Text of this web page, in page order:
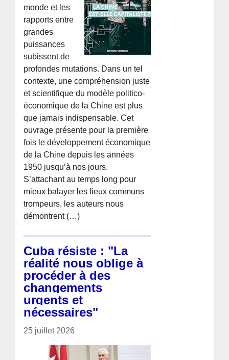
monde et les
rapports entre
grandes
puissances
subissent de
profondes mutations. Dans un tel
contexte, une compréhension juste
et scientifique du modèle politico-
économique de la Chine est plus
que jamais indispensable. Cet
ouvrage présente pour la première
fois le développement économique
de la Chine depuis les années
1950 jusqu’à nos jours.
S’attachant au temps long pour
mieux balayer les lieux communs
trompeurs, les auteurs nous
démontrent (…)
Cuba résiste : "La
réalité nous oblige à
procéder à des
changements
urgents et
nécessaires"
25 juillet 2026